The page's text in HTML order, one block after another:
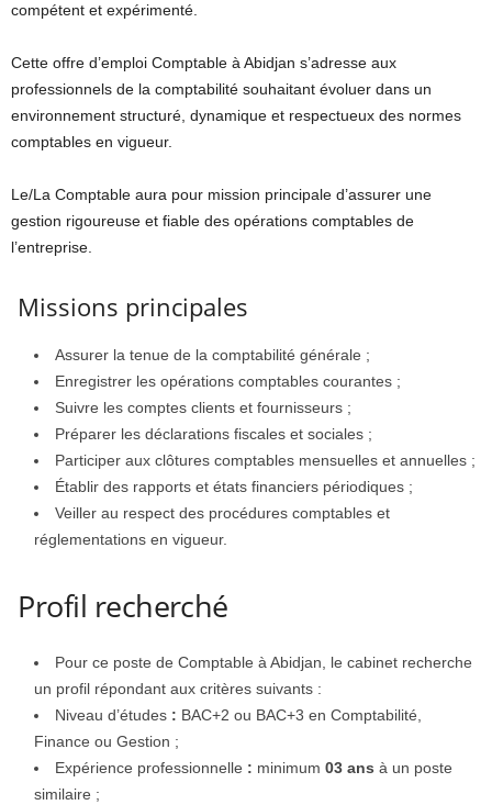
compétent et expérimenté.
Cette offre d’emploi Comptable à Abidjan s’adresse aux
professionnels de la comptabilité souhaitant évoluer dans un
environnement structuré, dynamique et respectueux des normes
comptables en vigueur.
Le/La Comptable aura pour mission principale d’assurer une
gestion rigoureuse et fiable des opérations comptables de
l’entreprise.
Missions principales
Assurer la tenue de la comptabilité générale ;
Enregistrer les opérations comptables courantes ;
Suivre les comptes clients et fournisseurs ;
Préparer les déclarations fiscales et sociales ;
Participer aux clôtures comptables mensuelles et annuelles ;
Établir des rapports et états financiers périodiques ;
Veiller au respect des procédures comptables et
réglementations en vigueur.
Profil recherché
Pour ce poste de Comptable à Abidjan, le cabinet recherche
un profil répondant aux critères suivants :
Niveau d’études : BAC+2 ou BAC+3 en Comptabilité,
Finance ou Gestion ;
Expérience professionnelle : minimum 03 ans à un poste
similaire ;